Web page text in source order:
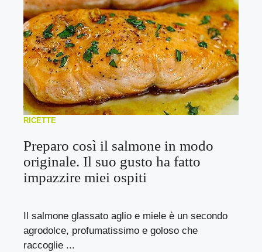
RICETTE
Preparo così il salmone in modo
originale. Il suo gusto ha fatto
impazzire miei ospiti
Il salmone glassato aglio e miele è un secondo
agrodolce, profumatissimo e goloso che
raccoglie ...